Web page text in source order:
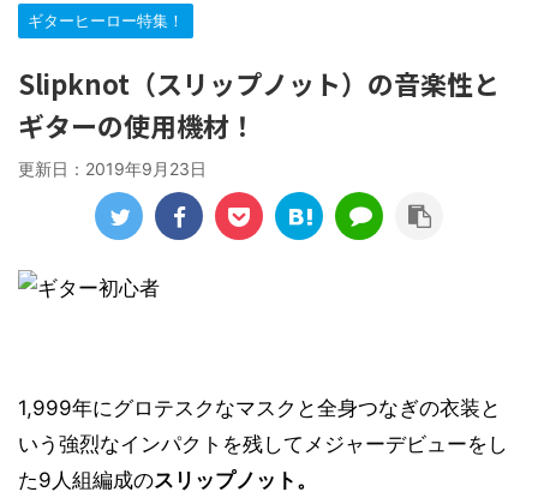
ギターヒーロー特集！
Slipknot（スリップノット）の音楽性と
ギターの使用機材！
更新日： 2019年9月23日
1,999年にグロテスクなマスクと全身つなぎの衣装と
いう強烈なインパクトを残してメジャーデビューをし
た9人組編成のスリップノット。